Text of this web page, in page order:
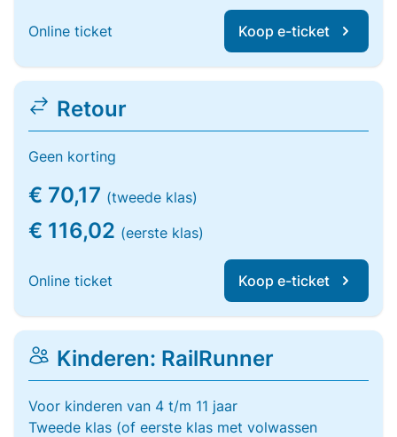
Online ticket Koop e-ticket
Retour
Geen korting
€ 70,17 (tweede klas)
€ 116,02 (eerste klas)
Online ticket Koop e-ticket
Kinderen: RailRunner
Voor kinderen van 4 t/m 11 jaar
Tweede klas (of eerste klas met volwassen